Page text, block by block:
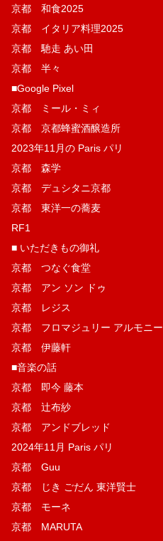
京都 和食2025
京都 イタリア料理2025
京都 馳走 あい田
京都 半々
■Google Pixel
京都 ミール・ミィ
京都 京都蜂蜜酒醸造所
2023年11月の Paris パリ
京都 森学
京都 デュシタニ京都
京都 東洋一の蕎麦
RF1
■ いただきもの御礼
京都 つなぐ食堂
京都 アン ソン ドゥ
京都 レジス
京都 フロマジュリー アルモニー
京都 伊藤軒
■音楽の話
京都 即今 藤本
京都 辻布紗
京都 アンドブレッド
2024年11月 Paris パリ
京都 Guu
京都 じき ごだん 東洋賢士
京都 モーネ
京都 MARUTA